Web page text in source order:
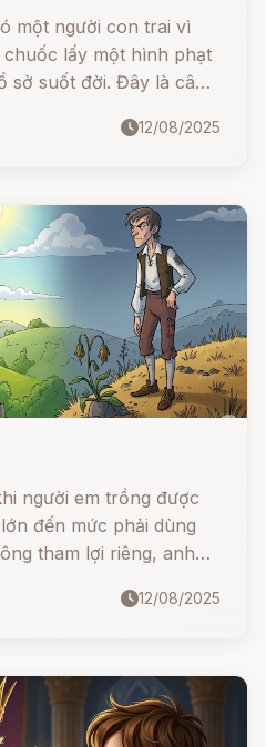
một người con trai vì
lấy một hình phạt
sở suốt đời. Đây là câu
quả của sự bất hiếu.
12/08/2025
người em trồng được
đến mức phải dùng
tham lợi riêng, anh
nhà vua ban cho anh
trớ trêu.
12/08/2025